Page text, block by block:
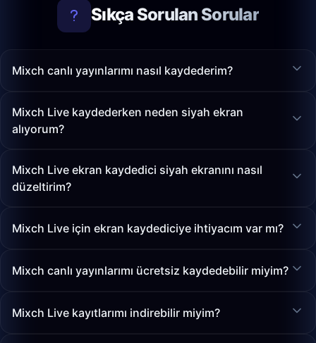
Sıkça Sorulan Sorular
Mixch canlı yayınlarımı nasıl kaydederim?
Mixch Live kaydederken neden siyah ekran
alıyorum?
Mixch Live ekran kaydedici siyah ekranını nasıl
düzeltirim?
Mixch Live için ekran kaydediciye ihtiyacım var mı?
Mixch canlı yayınlarımı ücretsiz kaydedebilir miyim?
Mixch Live kayıtlarımı indirebilir miyim?